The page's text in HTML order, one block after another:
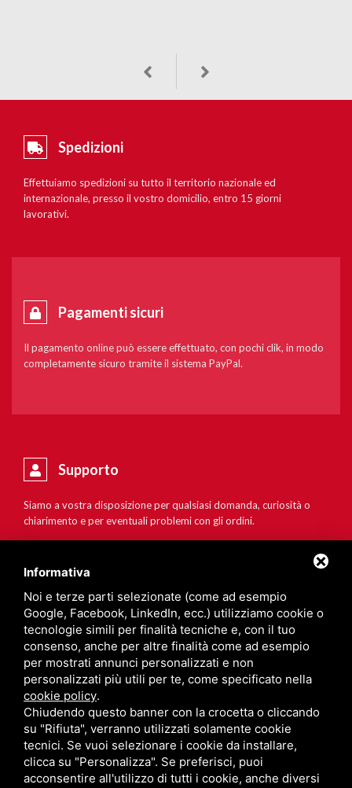
Spedizioni
Effettuiamo spedizioni su tutto il territorio nazionale ed
internazionale, presso il vostro domicilio, entro 15 giorni
lavorativi.
Pagamenti sicuri
Il pagamento online può essere effettuato, con pochi clik, in modo
completamente sicuro tramite il sistema PayPal.
Supporto
Siamo a vostra disposizione per qualsiasi domanda, curiosità o
chiarimento e per eventuali problemi con gli ordini.
Informativa
Noi e terze parti selezionate (come ad esempio
Google, Facebook, LinkedIn, ecc.) utilizziamo cookie o
tecnologie simili per finalità tecniche e, con il tuo
consenso, anche per altre finalità come ad esempio
per mostrati annunci personalizzati e non
personalizzati più utili per te, come specificato nella
cookie policy.
Chiudendo questo banner con la crocetta o cliccando
su "Rifiuta", verranno utilizzati solamente cookie
tecnici. Se vuoi selezionare i cookie da installare,
clicca su "Personalizza". Se preferisci, puoi
acconsentire all'utilizzo di tutti i cookie, anche diversi